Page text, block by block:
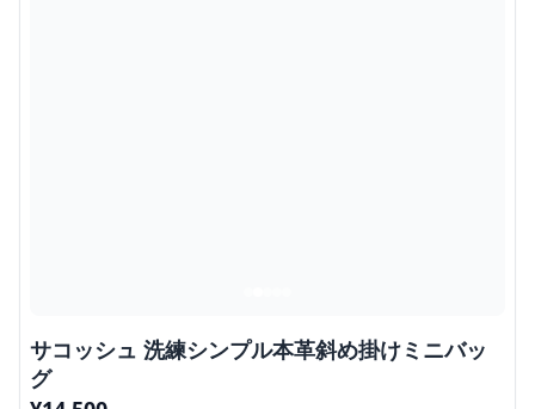
サコッシュ 洗練シンプル本革斜め掛けミニバッ
グ